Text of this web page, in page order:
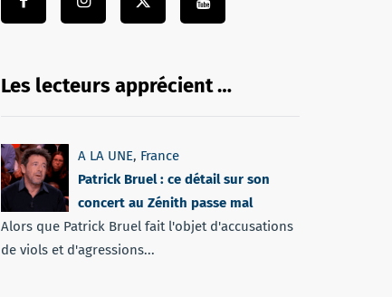
Les lecteurs apprécient …
A LA UNE, France
Patrick Bruel : ce détail sur son
concert au Zénith passe mal
Alors que Patrick Bruel fait l'objet d'accusations
de viols et d'agressions...